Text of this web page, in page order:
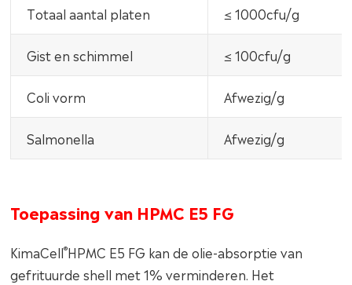
Totaal aantal platen ≤ 1000cfu/g
Gist en schimmel ≤ 100cfu/g
Coli vorm Afwezig/g
Salmonella Afwezig/g
Toepassing van HPMC E5 FG
KimaCell®HPMC E5 FG kan de olie-absorptie van
gefrituurde shell met 1% verminderen. Het